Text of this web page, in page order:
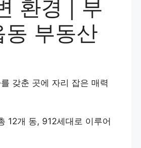
환경 | 부
부동산
갖춘 곳에 자리 잡은 매력
12개 동, 912세대로 이루어